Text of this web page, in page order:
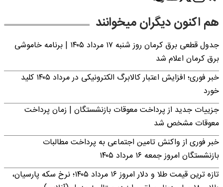
هم اکنون دیگران میخوانند
جدول قطعی برق کرمان روز شنبه ۱۷ مرداد ۱۴۰۵ | برنامه خاموشی
برق کرمان اعلام شد
خبر فوری؛ افزایش اعتبار کالابرگ الکترونیکی در مرداد ۱۴۰۵ کلید
خورد
جزییات جدید از پرداخت معوقات بازنشستگان | زمان پرداخت
معوقات مشخص شد
خبر فوری از واکنش تامین اجتماعی به پرداخت مطالبات
بازنشستگان امروز جمعه ۱۶ مرداد ۱۴۰۵
تازه ترین قیمت طلا و دلار امروز ۱۶ مرداد ۱۴۰۵؛ نرخ سکه پارسیان،